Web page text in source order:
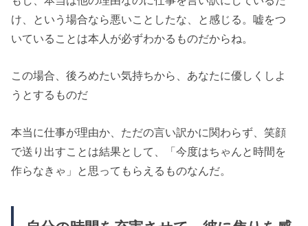
け、という場合なら悪いことしたな、と感じる。嘘をつ
いていることは本人が必ずわかるものだからね。
この場合、後ろめたい気持ちから、あなたに優しくしよ
うとするものだ
本当に仕事が理由か、ただの言い訳かに関わらず、笑顔
で送り出すことは結果として、「今度はちゃんと時間を
作らなきゃ」と思ってもらえるものなんだ。